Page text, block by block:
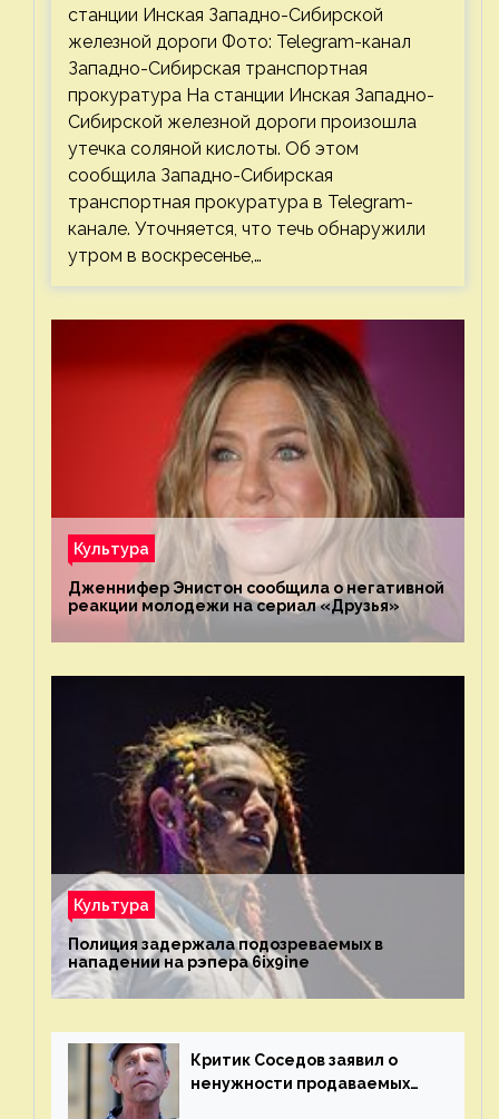
станции Инская Западно-Сибирской
железной дороги Фото: Telegram-канал
Западно-Сибирская транспортная
прокуратура На станции Инская Западно-
Сибирской железной дороги произошла
утечка соляной кислоты. Об этом
сообщила Западно-Сибирская
транспортная прокуратура в Telegram-
канале. Уточняется, что течь обнаружили
утром в воскресенье,…
Культура
Дженнифер Энистон сообщила о негативной
реакции молодежи на сериал «Друзья»
Культура
Полиция задержала подозреваемых в
нападении на рэпера 6ix9ine
Критик Соседов заявил о
ненужности продаваемых